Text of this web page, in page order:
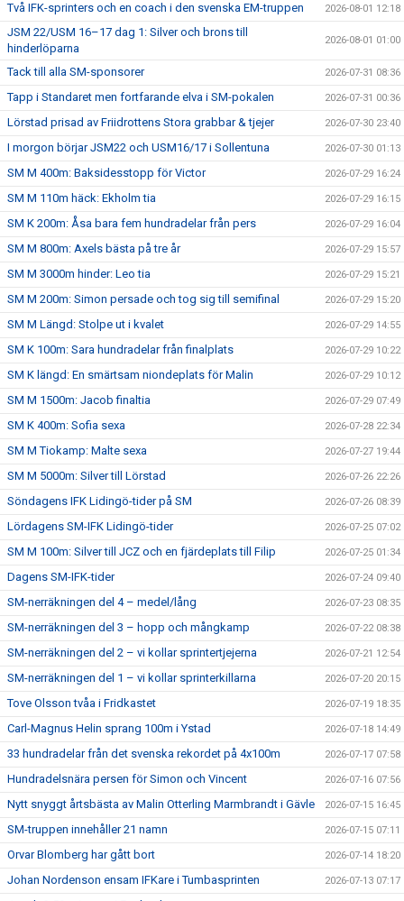
Två IFK-sprinters och en coach i den svenska EM-truppen 2026-08-01 12:18
JSM 22/USM 16–17 dag 1: Silver och brons till
hinderlöparna
2026-08-01 01:00
Tack till alla SM-sponsorer 2026-07-31 08:36
Tapp i Standaret men fortfarande elva i SM-pokalen 2026-07-31 00:36
Lörstad prisad av Friidrottens Stora grabbar & tjejer 2026-07-30 23:40
I morgon börjar JSM22 och USM16/17 i Sollentuna 2026-07-30 01:13
SM M 400m: Baksidesstopp för Victor 2026-07-29 16:24
SM M 110m häck: Ekholm tia 2026-07-29 16:15
SM K 200m: Åsa bara fem hundradelar från pers 2026-07-29 16:04
SM M 800m: Axels bästa på tre år 2026-07-29 15:57
SM M 3000m hinder: Leo tia 2026-07-29 15:21
SM M 200m: Simon persade och tog sig till semifinal 2026-07-29 15:20
SM M Längd: Stolpe ut i kvalet 2026-07-29 14:55
SM K 100m: Sara hundradelar från finalplats 2026-07-29 10:22
SM K längd: En smärtsam niondeplats för Malin 2026-07-29 10:12
SM M 1500m: Jacob finaltia 2026-07-29 07:49
SM K 400m: Sofia sexa 2026-07-28 22:34
SM M Tiokamp: Malte sexa 2026-07-27 19:44
SM M 5000m: Silver till Lörstad 2026-07-26 22:26
Söndagens IFK Lidingö-tider på SM 2026-07-26 08:39
Lördagens SM-IFK Lidingö-tider 2026-07-25 07:02
SM M 100m: Silver till JCZ och en fjärdeplats till Filip 2026-07-25 01:34
Dagens SM-IFK-tider 2026-07-24 09:40
SM-nerräkningen del 4 – medel/lång 2026-07-23 08:35
SM-nerräkningen del 3 – hopp och mångkamp 2026-07-22 08:38
SM-nerräkningen del 2 – vi kollar sprintertjejerna 2026-07-21 12:54
SM-nerräkningen del 1 – vi kollar sprinterkillarna 2026-07-20 20:15
Tove Olsson tvåa i Fridkastet 2026-07-19 18:35
Carl-Magnus Helin sprang 100m i Ystad 2026-07-18 14:49
33 hundradelar från det svenska rekordet på 4x100m 2026-07-17 07:58
Hundradelsnära persen för Simon och Vincent 2026-07-16 07:56
Nytt snyggt årtsbästa av Malin Otterling Marmbrandt i Gävle 2026-07-15 16:45
SM-truppen innehåller 21 namn 2026-07-15 07:11
Orvar Blomberg har gått bort 2026-07-14 18:20
Johan Nordenson ensam IFKare i Tumbasprinten 2026-07-13 07:17